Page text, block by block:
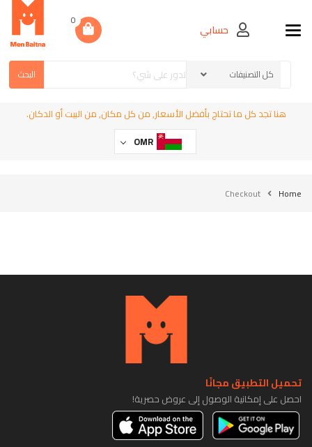
Toggle navigationحسابي
0
البحث
هنا تجد كل ما تحتاج بأفضل الأسعار, من كل مكان, من البيت أو الدكان.
OMR
Home
Checkout
تحميل التطبيق مجانًا
احصل على إمكانية الوصول إلى عروض حصرية!